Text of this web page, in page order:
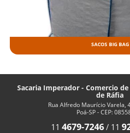
SACOS BIG BAG
Sacaria Imperador - Comercio de
de Ráfia
Rua Alfredo Maurício Varela,
Poá-SP - CEP:
11 4679-7246/ 11